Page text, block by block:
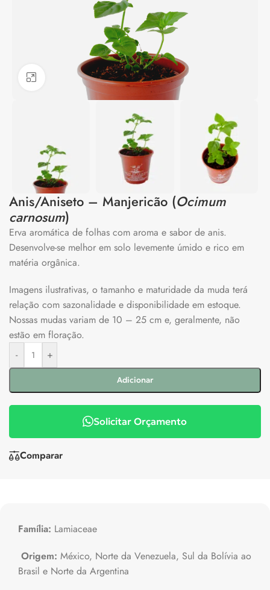
Clique para ampliar
Anis/Aniseto – Manjericão (Ocimum
carnosum)
Erva aromática de folhas com aroma e sabor de anis.
Desenvolve-se melhor em solo levemente úmido e rico em
matéria orgânica.
Imagens ilustrativas, o tamanho e maturidade da muda terá
relação com sazonalidade e disponibilidade em estoque.
Nossas mudas variam de 10 – 25 cm e, geralmente, não
estão em floração.
-
+
Adicionar
Solicitar Orçamento
Comparar
Família: Lamiaceae
Origem: México, Norte da Venezuela, Sul da Bolívia ao
Brasil e Norte da Argentina